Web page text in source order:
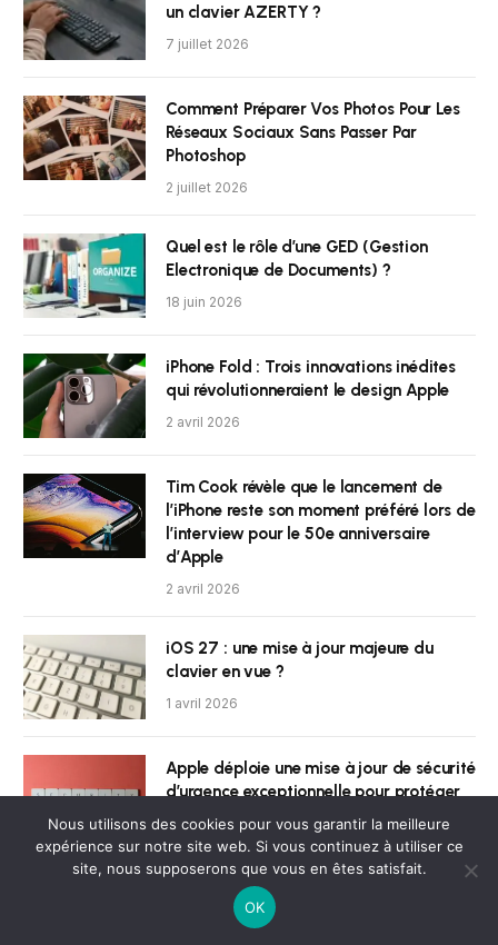
un clavier AZERTY ?
7 juillet 2026
Comment Préparer Vos Photos Pour Les
Réseaux Sociaux Sans Passer Par
Photoshop
2 juillet 2026
Quel est le rôle d’une GED (Gestion
Electronique de Documents) ?
18 juin 2026
iPhone Fold : Trois innovations inédites
qui révolutionneraient le design Apple
2 avril 2026
Tim Cook révèle que le lancement de
l’iPhone reste son moment préféré lors de
l’interview pour le 50e anniversaire
d’Apple
2 avril 2026
iOS 27 : une mise à jour majeure du
clavier en vue ?
1 avril 2026
Apple déploie une mise à jour de sécurité
d’urgence exceptionnelle pour protéger
les utilisateurs d’iOS 18
1 avril 2026
Les AirPods Max 2 débarquent enfin
dans les boutiques Apple
Nous utilisons des cookies pour vous garantir la meilleure
expérience sur notre site web. Si vous continuez à utiliser ce
site, nous supposerons que vous en êtes satisfait.
OK